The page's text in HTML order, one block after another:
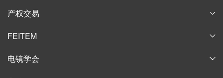
企业风采
联系我们
中科百测
产权交易
产权交易
FEITEM
元宇宙商城
电镜学会